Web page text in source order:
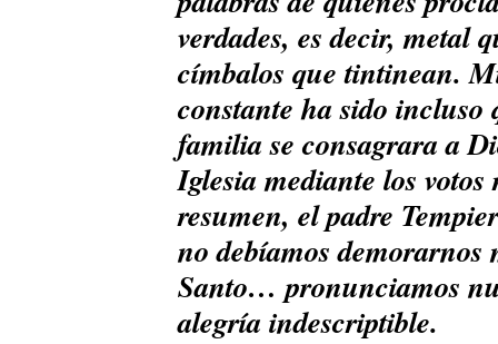
verdades, es decir, metal
címbalos que tintinean.
constante ha sido incluso
familia se consagrara a
Iglesia mediante los
resumen, el padre
no debíamos demorarnos
Santo… pronunciamos
alegría indescriptible.